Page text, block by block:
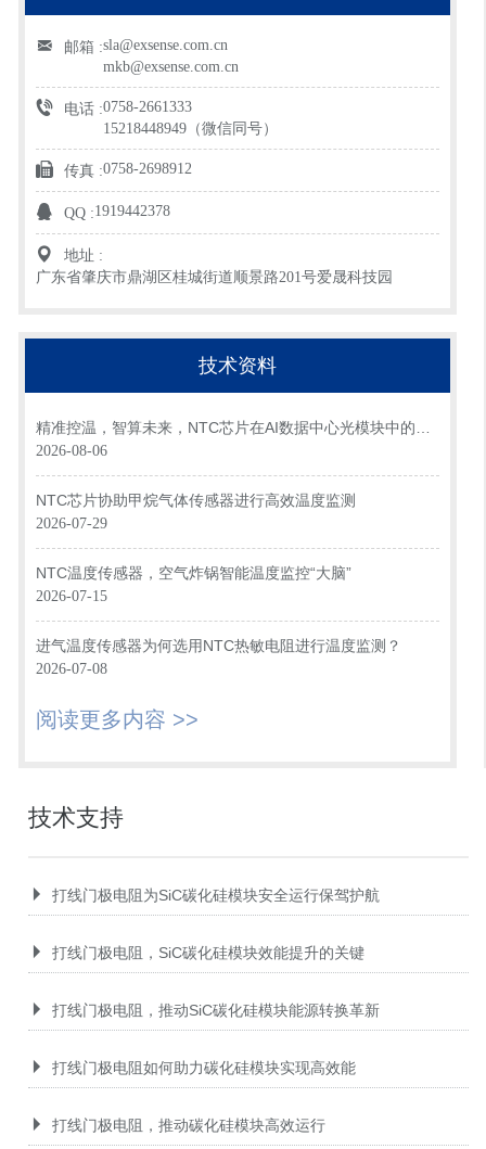
邮箱 :sla@exsense.com.cn
mkb@exsense.com.cn
电话 :0758-2661333
15218448949（微信同号）
传真 :0758-2698912
QQ :1919442378
地址 :
广东省肇庆市鼎湖区桂城街道顺景路201号爱晟科技园
技术资料
精准控温，智算未来，NTC芯片在AI数据中心光模块中的关
键应用
2026-08-06
NTC芯片协助甲烷气体传感器进行高效温度监测
2026-07-29
NTC温度传感器，空气炸锅智能温度监控“大脑”
2026-07-15
进气温度传感器为何选用NTC热敏电阻进行温度监测？
2026-07-08
阅读更多内容 >>
技术支持
打线门极电阻为SiC碳化硅模块安全运行保驾护航
打线门极电阻，SiC碳化硅模块效能提升的关键
打线门极电阻，推动SiC碳化硅模块能源转换革新
打线门极电阻如何助力碳化硅模块实现高效能
打线门极电阻，推动碳化硅模块高效运行